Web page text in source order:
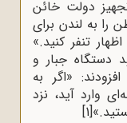
دولت‌ خائن‌
را به‌ لندن‌ برای‌
تنفر کنید.»
دستگاه جبار و
«اگر به
وارد آید، نزد
[1]